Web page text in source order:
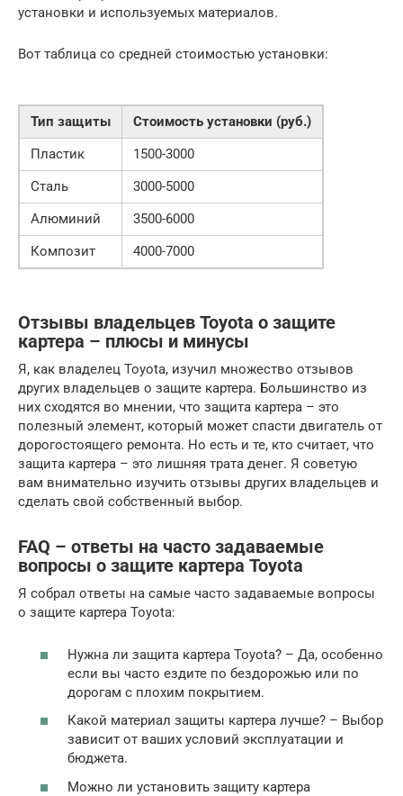
установки и используемых материалов.
Вот таблица со средней стоимостью установки:
Тип защиты
Стоимость установки (руб.)
Пластик
1500-3000
Сталь
3000-5000
Алюминий
3500-6000
Композит
4000-7000
Отзывы владельцев Toyota о защите
картера – плюсы и минусы
Я, как владелец Toyota, изучил множество отзывов
других владельцев о защите картера. Большинство из
них сходятся во мнении, что защита картера – это
полезный элемент, который может спасти двигатель от
дорогостоящего ремонта. Но есть и те, кто считает, что
защита картера – это лишняя трата денег. Я советую
вам внимательно изучить отзывы других владельцев и
сделать свой собственный выбор.
FAQ – ответы на часто задаваемые
вопросы о защите картера Toyota
Я собрал ответы на самые часто задаваемые вопросы
о защите картера Toyota:
Нужна ли защита картера Toyota? – Да, особенно
если вы часто ездите по бездорожью или по
дорогам с плохим покрытием.
Какой материал защиты картера лучше? – Выбор
зависит от ваших условий эксплуатации и
бюджета.
Можно ли установить защиту картера